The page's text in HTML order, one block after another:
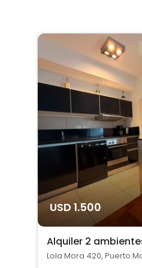
USD 1.500